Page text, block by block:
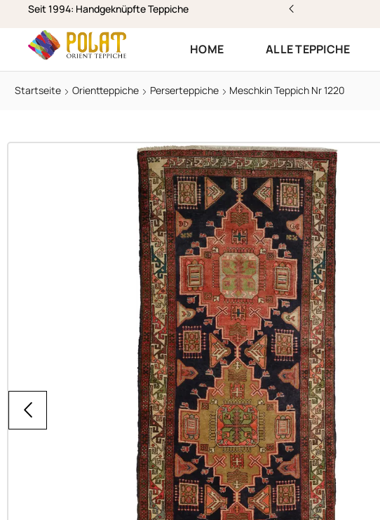
Seit 1994: Handgeknüpfte Teppiche
Versand & Rückversand
HOME ALLE TEPPICHE
Startseite Orientteppiche Perserteppiche Meschkin Teppich Nr 1220